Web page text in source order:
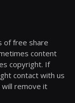
of free share
content
copyright. If
contact with us
will remove it